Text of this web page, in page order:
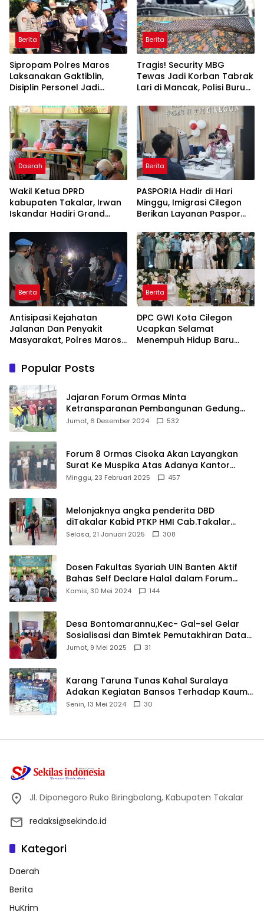
Berita
Sipropam Polres Maros
Laksanakan Gaktiblin,
Disiplin Personel Jadi
Berita
Tragis! Security MBG
Tewas Jadi Korban Tabrak
Lari di Mancak, Polisi Buru
Kijang Innova
Daerah
Wakil Ketua DPRD
kabupaten Takalar, Irwan
Iskandar Hadiri Grand
Pertama di Takalar,
Melayani Terapis Gratis
untuk Pasien Dhuafa dan
umum.
Berita
PASPORIA Hadir di Hari
Minggu, Imigrasi Cilegon
Berikan Layanan Paspor
Gratis
Berita
Antisipasi Kejahatan
Jalanan Dan Penyakit
Masyarakat, Polres Maros
Kondusif
Berita
DPC GWI Kota Cilegon
Ucapkan Selamat
Menempuh Hidup Baru
Popular Posts
Jajaran Forum Ormas Minta
Ketransparanan Pembangunan Gedung
Damkar Di Kecamatan Cisoka
Jumat, 6 Desember 2024 532
Forum 8 Ormas Cisoka Akan Layangkan
Surat Ke Muspika Atas Adanya Kantor
Matel di Cisoka
Minggu, 23 Februari 2025 457
Melonjaknya angka penderita DBD
diTakalar Kabid PTKP HMI Cab.Takalar
angkat bicara
Selasa, 21 Januari 2025 308
Dosen Fakultas Syariah UIN Banten Aktif
Bahas Self Declare Halal dalam Forum
Ijtima Ulama MUI
Kamis, 30 Mei 2024 144
Desa Bontomarannu,Kec- Gal-sel Gelar
Sosialisasi dan Bimtek Pemutakhiran Data
ID
Jumat, 9 Mei 2025 31
Karang Taruna Tunas Kahal Suralaya
Adakan Kegiatan Bansos Terhadap Kaum
Dhuafa dan Anak Yatim-Piatu
Senin, 13 Mei 2024 30
Jl. Diponegoro Ruko Biringbalang, Kabupaten Takalar
redaksi@sekindo.id
Kategori
Daerah
Berita
HuKrim